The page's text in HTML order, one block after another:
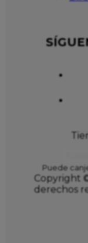
Puede
Copyright
derechos